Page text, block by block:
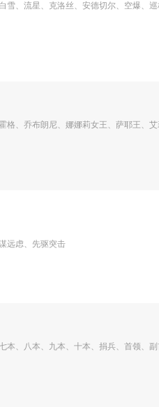
、流星、克洛丝、安德切尔、空爆、巡
格、乔布朗尼、娜娜莉女王、萨耶王、
远虑、先驱突击
、八本、九本、十本、捐兵、首领、副